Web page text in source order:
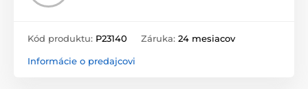
Kód produktu: P23140 Záruka: 24 mesiacov
Informácie o predajcovi